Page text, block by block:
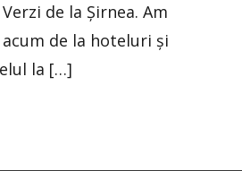
de la Șirnea. Am
de la hoteluri și
la […]